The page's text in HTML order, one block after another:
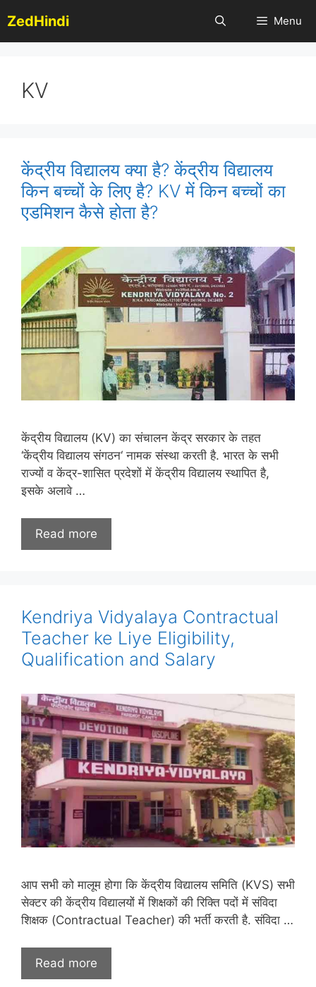
to
content
ZedHindi Menu
KV
केंद्रीय विद्यालय क्या है? केंद्रीय विद्यालय
किन बच्चों के लिए है? KV में किन बच्चों का
एडमिशन कैसे होता है?
केंद्रीय विद्यालय (KV) का संचालन केंद्र सरकार के तहत
‘केंद्रीय विद्यालय संगठन‘ नामक संस्था करती है. भारत के सभी
राज्यों व केंद्र-शासित प्रदेशों में केंद्रीय विद्यालय स्थापित है,
इसके अलावे …
Read more
Kendriya Vidyalaya Contractual
Teacher ke Liye Eligibility,
Qualification and Salary
आप सभी को मालूम होगा कि केंद्रीय विद्यालय समिति (KVS) सभी
सेक्टर की केंद्रीय विद्यालयों में शिक्षकों की रिक्ति पदों में संविदा
शिक्षक (Contractual Teacher) की भर्ती करती है. संविदा …
Read more